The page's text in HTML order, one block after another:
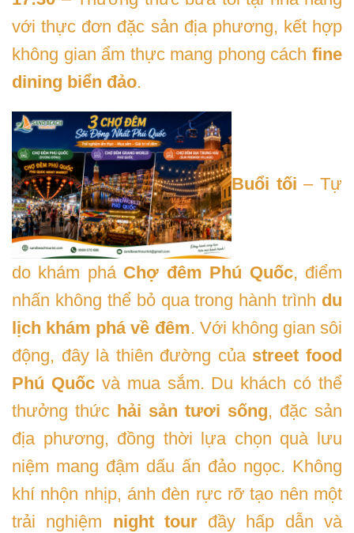
với thực đơn đặc sản địa phương, kết hợp
không gian ẩm thực mang phong cách fine
dining biển đảo.
Buổi tối – Tự
do khám phá Chợ đêm Phú Quốc, điểm
nhấn không thể bỏ qua trong hành trình du
lịch khám phá về đêm. Với không gian sôi
động, đây là thiên đường của street food
Phú Quốcvà mua sắm. Du khách có thể
thưởng thức hải sản tươi sống, đặc sản
địa phương, đồng thời lựa chọn quà lưu
niệm mang đậm dấu ấn đảo ngọc. Không
khí nhộn nhịp, ánh đèn rực rỡ tạo nên một
trải nghiệm night tourđầy hấp dẫn và